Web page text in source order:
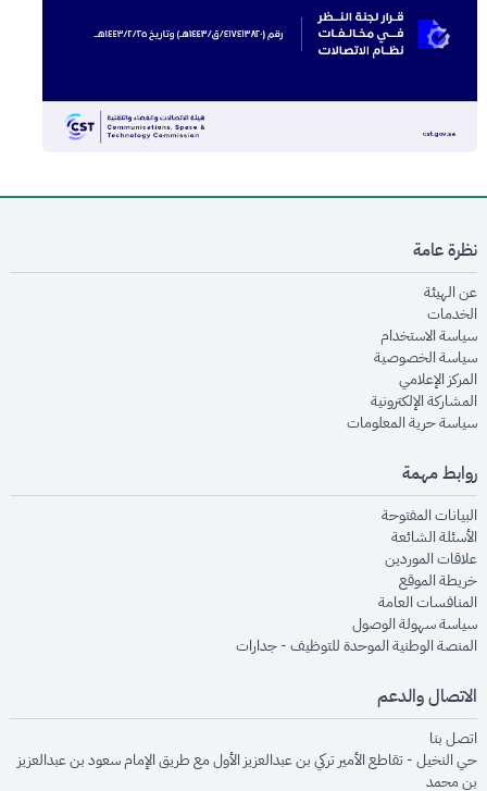
نظرة عامة
عن الهيئةopens in new window
الخدماتopens in new window
سياسة الاستخدام
سياسة الخصوصيةopens in new window
المركز الإعلاميopens in new window
المشاركة الإلكترونيةopens in new window
سياسة حرية المعلوماتopens in new window
روابط مهمة
البيانات المفتوحةopens in new window
الأسئلة الشائعةopens in new window
علاقات الموردينopens in new window
خريطة الموقعopens in new window
المنافسات العامةopens in new window
سياسة سهولة الوصولopens in new window
المنصة الوطنية الموحدة للتوظيف - جداراتopens in new window
الاتصال والدعم
اتصل بنا
حي النخيل - تقاطع الأمير تركي بن عبدالعزيز الأول مع طريق الإمام سعود بن عبدالعزيز
بن محمد